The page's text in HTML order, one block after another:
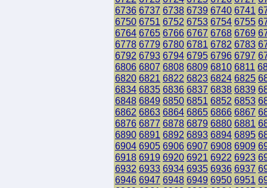
6736 6737 6738 6739 6740 6741
6750 6751 6752 6753 6754 6755
6764 6765 6766 6767 6768 6769
6778 6779 6780 6781 6782 6783
6792 6793 6794 6795 6796 6797
6806 6807 6808 6809 6810 6811
6820 6821 6822 6823 6824 6825
6834 6835 6836 6837 6838 6839
6848 6849 6850 6851 6852 6853
6862 6863 6864 6865 6866 6867
6876 6877 6878 6879 6880 6881
6890 6891 6892 6893 6894 6895
6904 6905 6906 6907 6908 6909
6918 6919 6920 6921 6922 6923
6932 6933 6934 6935 6936 6937
6946 6947 6948 6949 6950 6951